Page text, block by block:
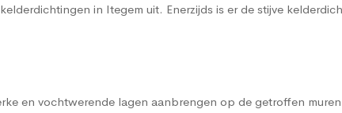
in Itegem uit. Enerzijds is er de stijve
en vochtwerende lagen aanbrengen op de getroffen